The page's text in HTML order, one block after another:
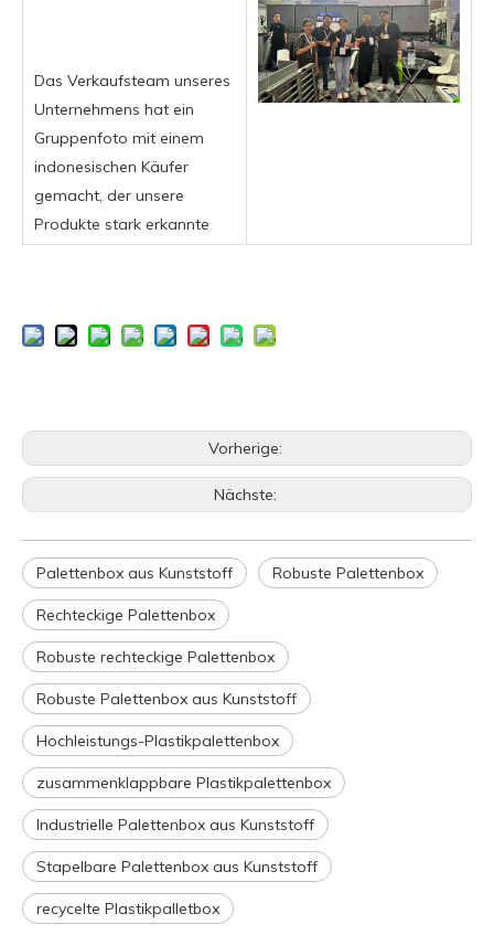
Das Verkaufsteam unseres
Unternehmens hat ein
Gruppenfoto mit einem
indonesischen Käufer
gemacht, der unsere
Produkte stark erkannte
Vorherige:
Nächste:
Palettenbox aus Kunststoff Robuste Palettenbox
Rechteckige Palettenbox
Robuste rechteckige Palettenbox
Robuste Palettenbox aus Kunststoff
Hochleistungs-Plastikpalettenbox
zusammenklappbare Plastikpalettenbox
Industrielle Palettenbox aus Kunststoff
Stapelbare Palettenbox aus Kunststoff
recycelte Plastikpalletbox